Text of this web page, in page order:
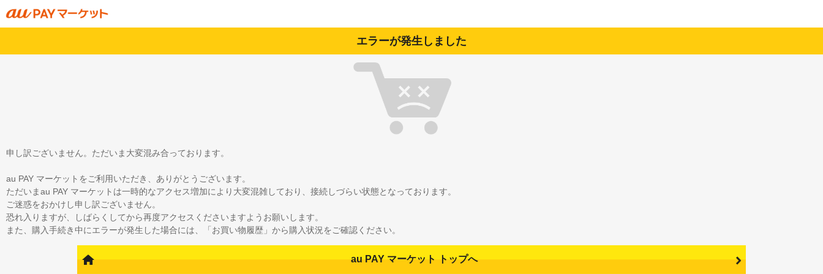
エラーが発生しました
申し訳ございません。ただいま大変混み合っております。
au PAY マーケットをご利用いただき、ありがとうございます。
ただいまau PAY マーケットは一時的なアクセス増加により大変混雑しており、接続しづらい状態となっております。
ご迷惑をおかけし申し訳ございません。
恐れ入りますが、しばらくしてから再度アクセスくださいますようお願いします。
また、購入手続き中にエラーが発生した場合には、「お買い物履歴」から購入状況をご確認ください。
au PAY マーケット トップへ